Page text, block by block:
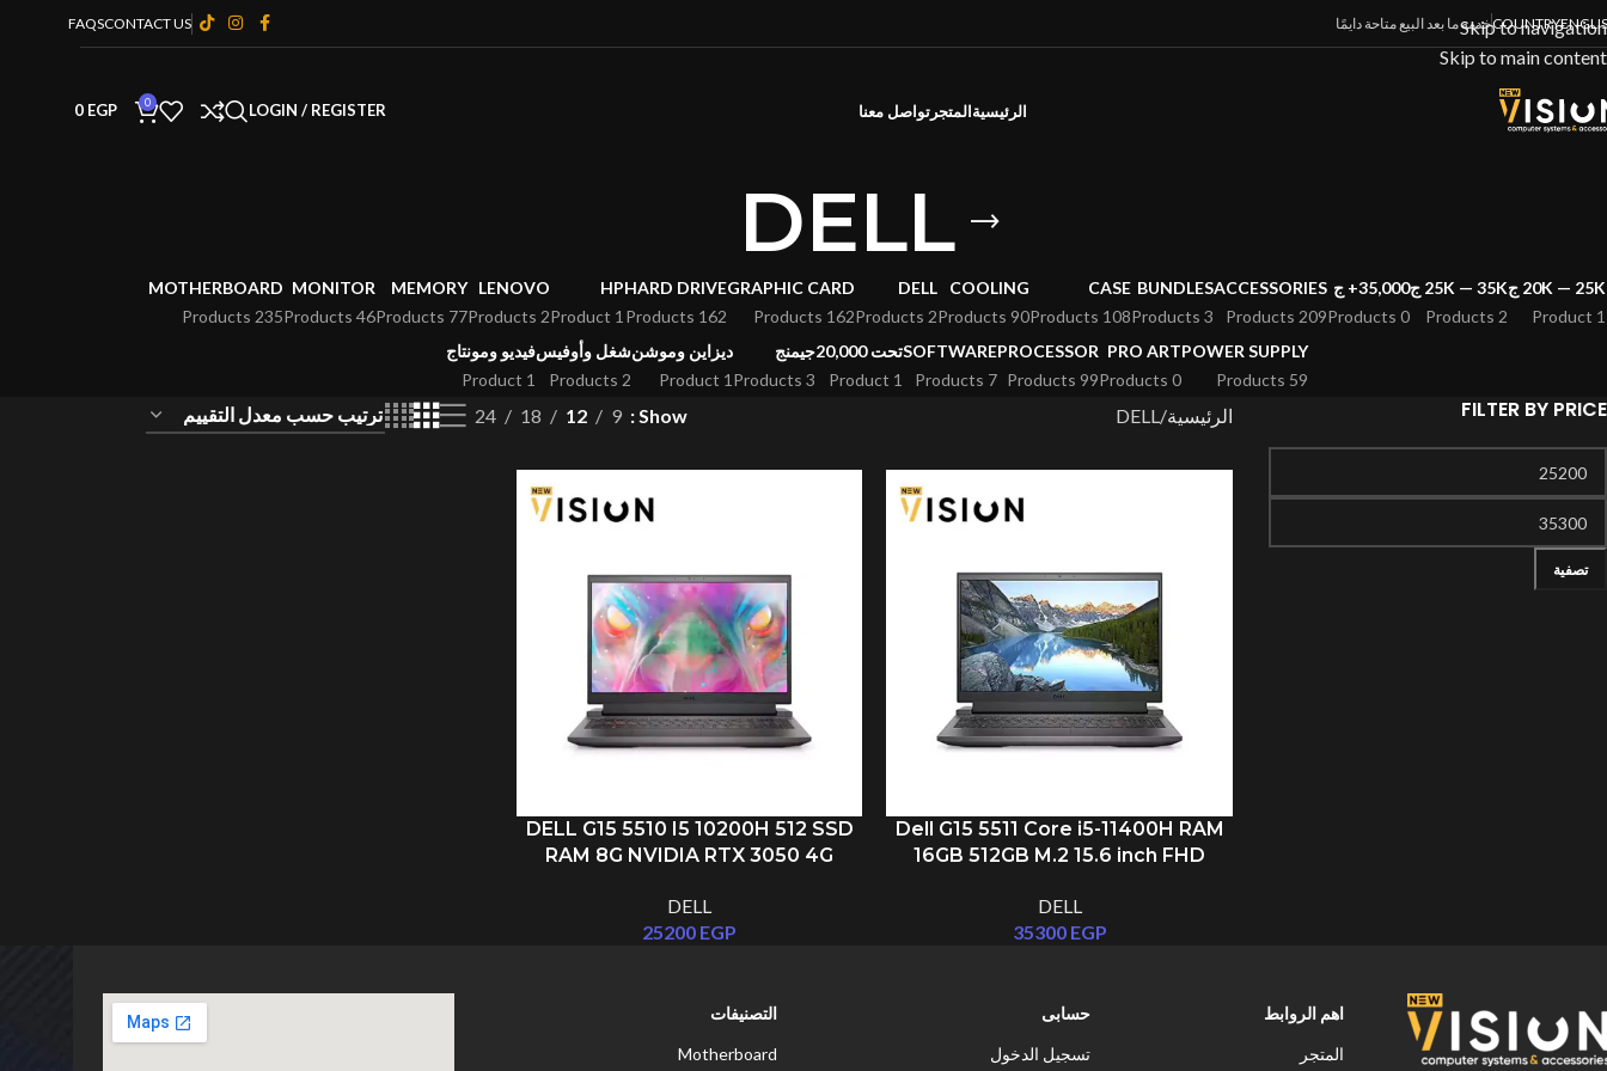
Skip to navigation
Skip to main content
COUNTRYخدمة ما بعد البيع متاحة دايمًا CONTACT US
FAQS
الرئيسيةالمتجر تواصل معنا LOGIN / REGISTER
0
0 EGP
DELL
20K — 25K ج
1 Product
25K — 35K ج
2 Products
35,000+ ج
0 Products
ACCESSORIES
209 Products
BUNDLES
3 Products
CASE
108 Products
COOLING
90 Products
DELL
2 Products
GRAPHIC CARD
162 Products
HARD DRIVE
162 Products
HP
1 Product
LENOVO
2 Products
MEMORY
77 Products
MONITOR
46 Products
MOTHERBOARD
235 Products
POWER SUPPLY
59 Products
PRO ART
0 Products
PROCESSOR
99 Products
SOFTWARE
7 Products
تحت 20,000
1 Product
جيمنج
3 Products
ديزاين وموشن
1 Product
شغل وأوفيس
2 Products
فيديو ومونتاج
1 Product
FILTER BY PRICE
تصفية
الرئيسية DELL
Show
9
12
18
24
Dell G15 5511 Core i5-11400H RAM
16GB 512GB M.2 15.6 inch FHD
DELL
35300 EGP
DELL G15 5510 I5 10200H 512 SSD
RAM 8G NVIDIA RTX 3050 4G
DELL
25200 EGP
اهم الروابط
المتجر
حسابى
تسجيل الدخول
التصنيفات
Motherboard